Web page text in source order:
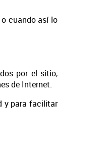
cuando así lo
por el sitio,
de Internet.
y para facilitar